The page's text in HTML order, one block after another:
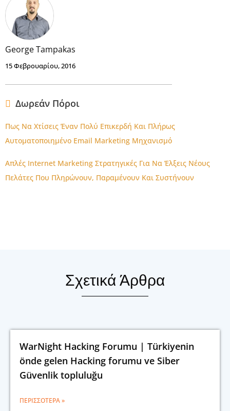
George Tampakas
15 Φεβρουαρίου, 2016
Δωρεάν Πόροι
Πως Να Χτίσεις Έναν Πολύ Επικερδή Και Πλήρως
Αυτοματοποιημένο Email Marketing Μηχανισμό
Απλές Internet Marketing Στρατηγικές Για Να Έλξεις Νέους
Πελάτες Που Πληρώνουν, Παραμένουν Και Συστήνουν
Σχετικά Άρθρα
WarNight Hacking Forumu | Türkiyenin
önde gelen Hacking forumu ve Siber
Güvenlik topluluğu
ΠΕΡΙΣΣΌΤΕΡΑ »